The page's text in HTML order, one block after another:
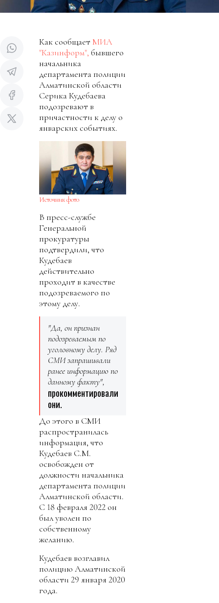
Как сообщает МИА
"Казинформ", бывшего
начальника
департамента полиции
Алматинской области
Серика Кудебаева
подозревают в
причастности к делу о
январских событиях.
Источник фото
В пресс-службе
Генеральной
прокуратуры
подтвердили, что
Кудебаев
действительно
проходит в качестве
подозреваемого по
этому делу.
"Да, он признан
подозреваемым по
уголовному делу. Ряд
СМИ запрашивали
ранее информацию по
данному факту",
прокомментировали
они.
До этого в СМИ
распространилась
информация, что
Кудебаев С.М.
освобожден от
должности начальника
департамента полиции
Алматинской области.
С 18 февраля 2022 он
был уволен по
собственному
желанию.
Кудебаев возглавил
полицию Алматинской
области 29 января 2020
года.